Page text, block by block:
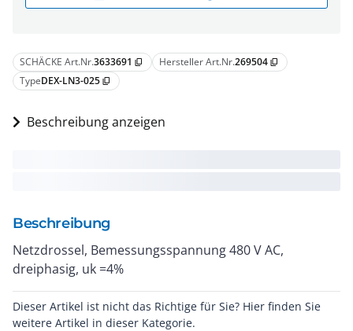
SCHÄCKE Art.Nr.3633691 content_copy Hersteller Art.Nr.269504 content_copy
TypeDEX-LN3-025 content_copy
Beschreibung anzeigen
Beschreibung
Netzdrossel, Bemessungsspannung 480 V AC,
dreiphasig, uk =4%
Dieser Artikel ist nicht das Richtige für Sie? Hier finden Sie
weitere Artikel in dieser Kategorie.